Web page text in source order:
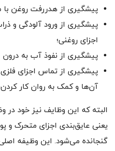
پیشگیری از هدررفت روغن
پیشگیری از ورود آلودگی و
اجزای روغنی؛
پیشگیری از نفوذ آب به درون
پیشگیری از تماس اجزای
آن‌ها و کمک به روان کار
البته که این وظایف نیز خود در
یعنی عایق‌بندی اجزای متحرک و
گنجانده می‌شود. این وظیفه